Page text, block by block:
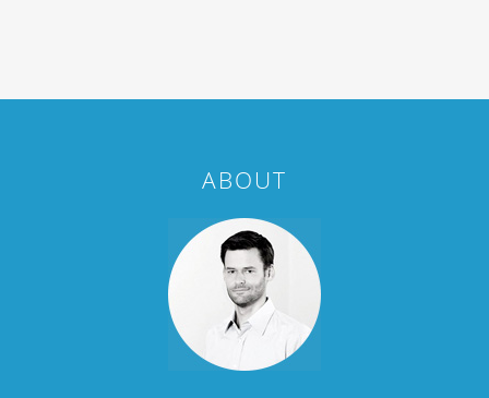
ABOUT